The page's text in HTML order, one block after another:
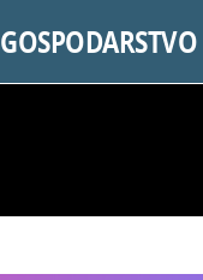
GOSPODARSTVO